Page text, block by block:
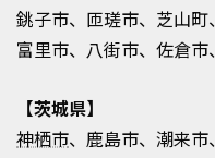
銚子市、匝瑳市、芝山町
富里市、八街市、佐倉市
【茨城県】
神栖市、鹿島市、潮来市